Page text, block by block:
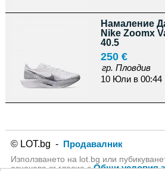
Намаление
Nike Zoomx
40.5
250 €
гр. Пловдив
10 Юли в 00:44
© LOT.bg - Продавалник
Използването на lot.bg или
означава съгласие сОбщи условия